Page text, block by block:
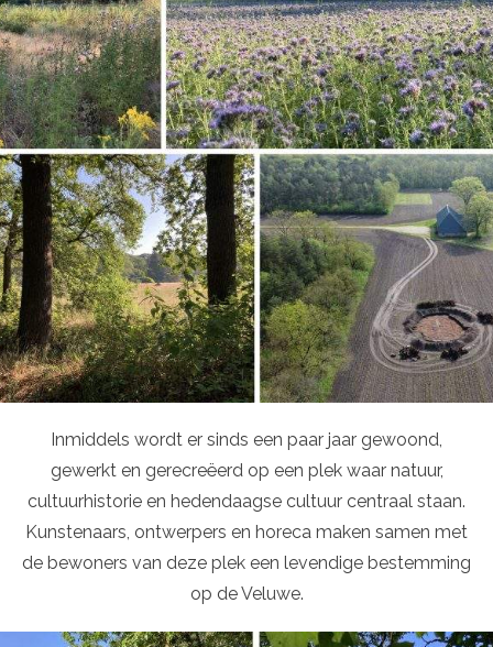
Inmiddels wordt er sinds een paar jaar gewoond,
gewerkt en gerecreëerd op een plek waar natuur,
cultuurhistorie en hedendaagse cultuur centraal staan.
Kunstenaars, ontwerpers en horeca maken samen met
de bewoners van deze plek een levendige bestemming
op de Veluwe.